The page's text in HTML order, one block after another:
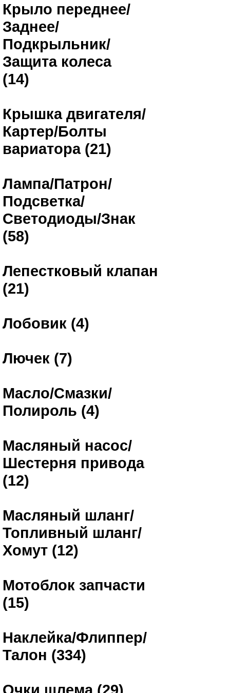
Крыло переднее/
Заднее/
Подкрыльник/
Защита колеса
(14)
Крышка двигателя/
Картер/Болты
вариатора (21)
Лампа/Патрон/
Подсветка/
Светодиоды/Знак
(58)
Лепестковый клапан
(21)
Лобовик (4)
Лючек (7)
Масло/Смазки/
Полироль (4)
Масляный насос/
Шестерня привода
(12)
Масляный шланг/
Топливный шланг/
Хомут (12)
Мотоблок запчасти
(15)
Наклейка/Флиппер/
Талон (334)